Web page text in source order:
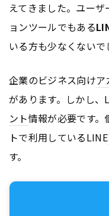
えてきました。ユー
ョンツールでもある
いる方も少なくないで
企業のビジネス向けア
があります。しかし
ント情報が必要です
トで利用しているLINE
す。